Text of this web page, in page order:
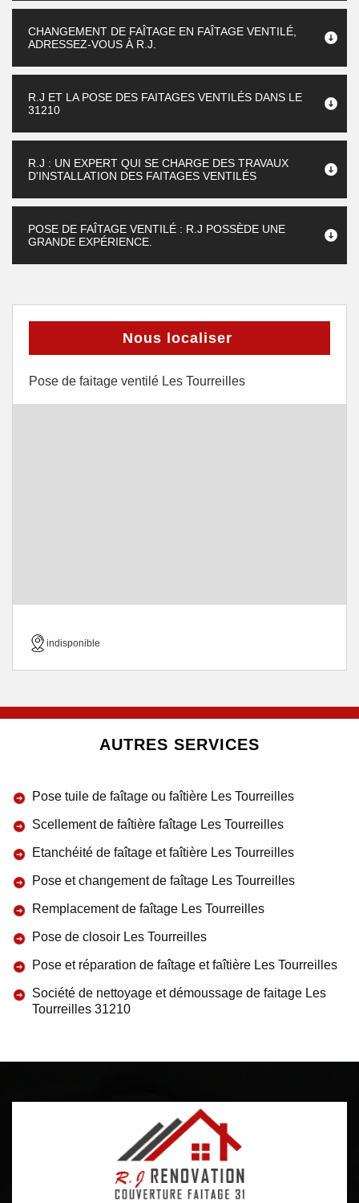
CHANGEMENT DE FAÎTAGE EN FAÎTAGE VENTILÉ,
ADRESSEZ-VOUS À R.J.
R.J ET LA POSE DES FAITAGES VENTILÉS DANS LE
31210
R.J : UN EXPERT QUI SE CHARGE DES TRAVAUX
D'INSTALLATION DES FAITAGES VENTILÉS
POSE DE FAÎTAGE VENTILÉ : R.J POSSÈDE UNE
GRANDE EXPÉRIENCE.
Nous localiser
Pose de faitage ventilé Les Tourreilles
indisponible
AUTRES SERVICES
Pose tuile de faîtage ou faîtière Les Tourreilles
Scellement de faîtière faîtage Les Tourreilles
Etanchéité de faîtage et faîtière Les Tourreilles
Pose et changement de faîtage Les Tourreilles
Remplacement de faîtage Les Tourreilles
Pose de closoir Les Tourreilles
Pose et réparation de faîtage et faîtière Les Tourreilles
Société de nettoyage et démoussage de faitage Les
Tourreilles 31210